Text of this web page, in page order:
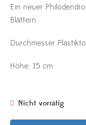
Ein neuer
Blättern.
Durchmesser
Höhe: 15 cm
Nicht vorrätig